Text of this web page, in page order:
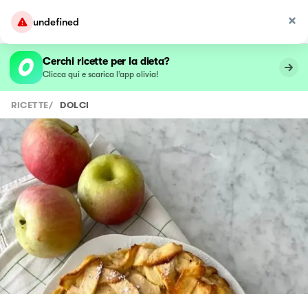
undefined
Cerchi ricette per la dieta?
Clicca qui e scarica l’app olivia!
RICETTE/ DOLCI